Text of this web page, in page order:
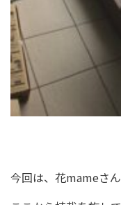
今回は、花mameさ